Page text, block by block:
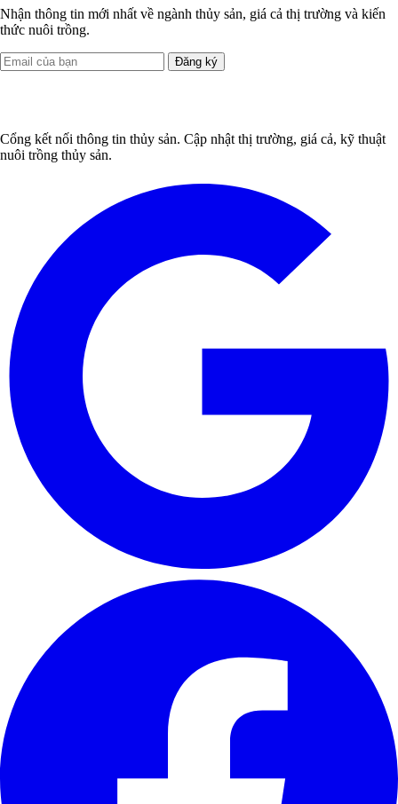
Nhận thông tin mới nhất về ngành thủy sản, giá cả thị trường và kiến
thức nuôi trồng.
Đăng ký
Cổng kết nối thông tin thủy sản. Cập nhật thị trường, giá cả, kỹ thuật
nuôi trồng thủy sản.